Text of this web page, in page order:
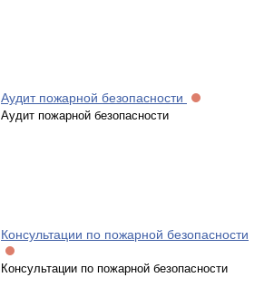
Аудит пожарной безопасности
Аудит пожарной безопасности
Консультации по пожарной безопасности
Консультации по пожарной безопасности